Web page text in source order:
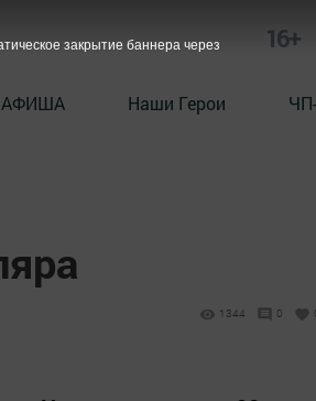
16+
АФИША Наши Герои
1344 0
закрытие баннера через